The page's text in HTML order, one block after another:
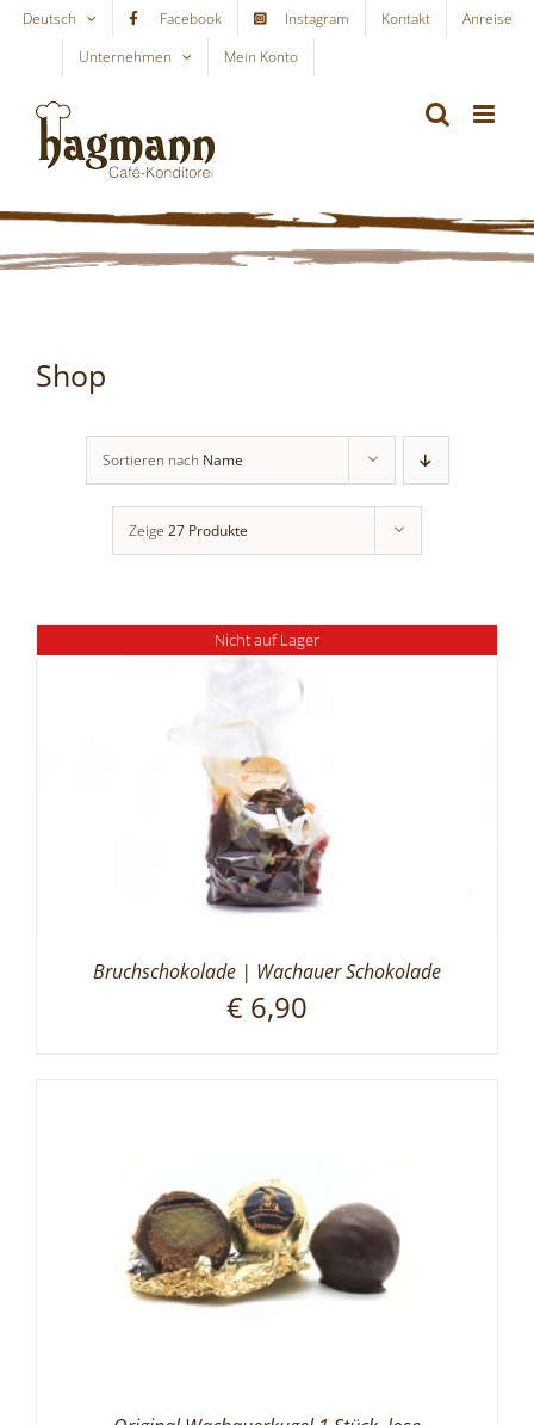
Skip
content
Deutsch Facebook Instagram Kontakt
Anreise
Unternehmen
Mein Konto
Shop
Sortieren nach Name
Zeige 27 Produkte
Nicht auf Lager
Bruchschokolade | Wachauer Schokolade
€ 6,90